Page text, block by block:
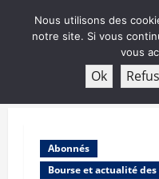
Abonnés
Bourse et actualité
Nous utilisons des
notre site. Si vous
vous
Ok